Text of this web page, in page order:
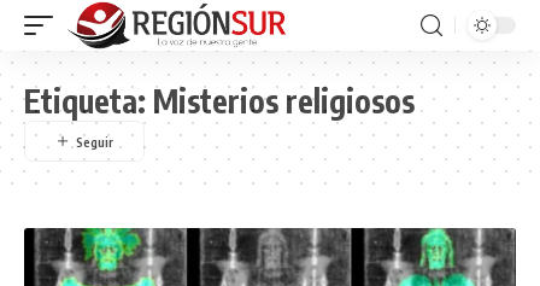
Etiqueta: Misterios religiosos